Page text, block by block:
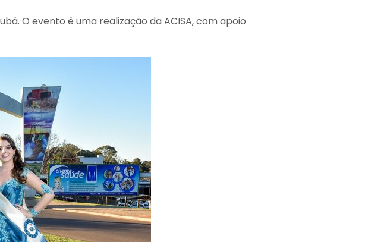
O evento é uma realização da ACISA, com apoio